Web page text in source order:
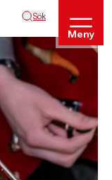
Sök
Meny